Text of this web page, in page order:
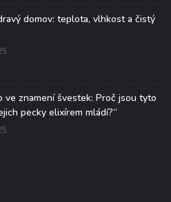
domov: teplota, vlhkost a čistý
ve znamení švestek: Proč jsou tyto
pecky elixírem mládí?“